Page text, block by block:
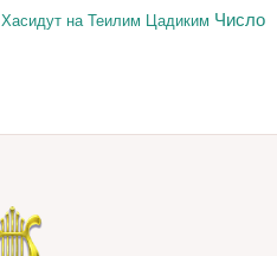
Хасидут на Теилим Цадиким Число